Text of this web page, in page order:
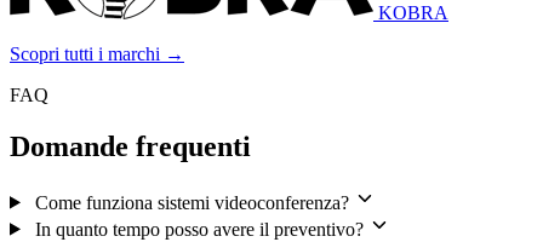
KOBRA
Scopri tutti i marchi →
FAQ
Domande frequenti
Come funziona sistemi videoconferenza?
In quanto tempo posso avere il preventivo?